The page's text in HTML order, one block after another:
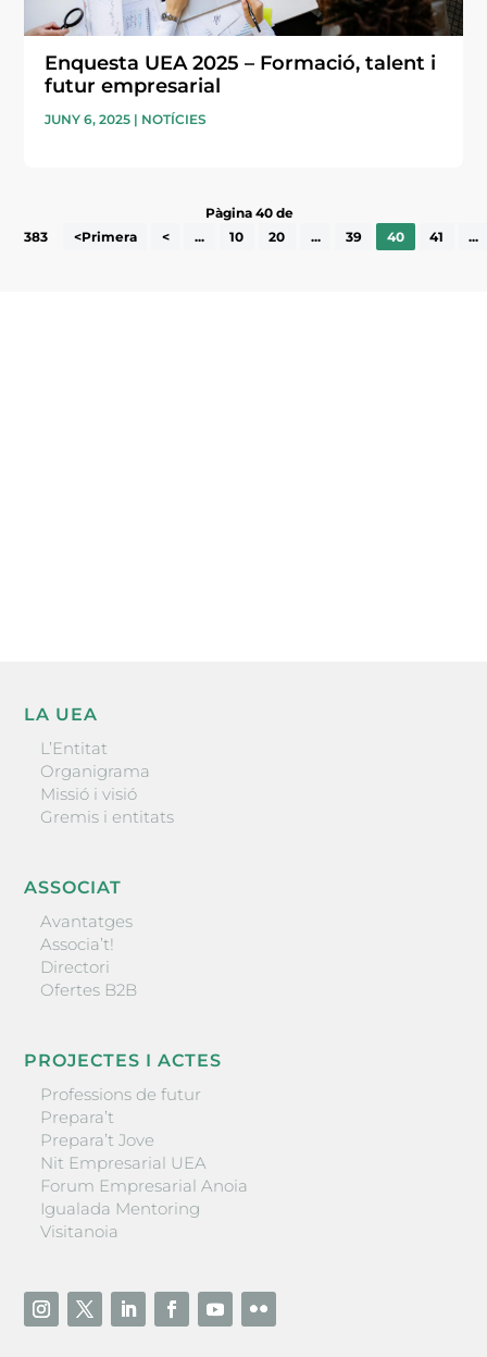
Enquesta UEA 2025 – Formació, talent i
futur empresarial
JUNY 6, 2025 | NOTÍCIES
Pàgina 40 de
383
<Primera < ... 10 20 ... 39 40 41 ...
LA UEA
L’Entitat
Organigrama
Missió i visió
Gremis i entitats
ASSOCIAT
Avantatges
Associa’t!
Directori
Ofertes B2B
PROJECTES I ACTES
Professions de futur
Prepara’t
Prepara’t Jove
Nit Empresarial UEA
Forum Empresarial Anoia
Igualada Mentoring
Visitanoia